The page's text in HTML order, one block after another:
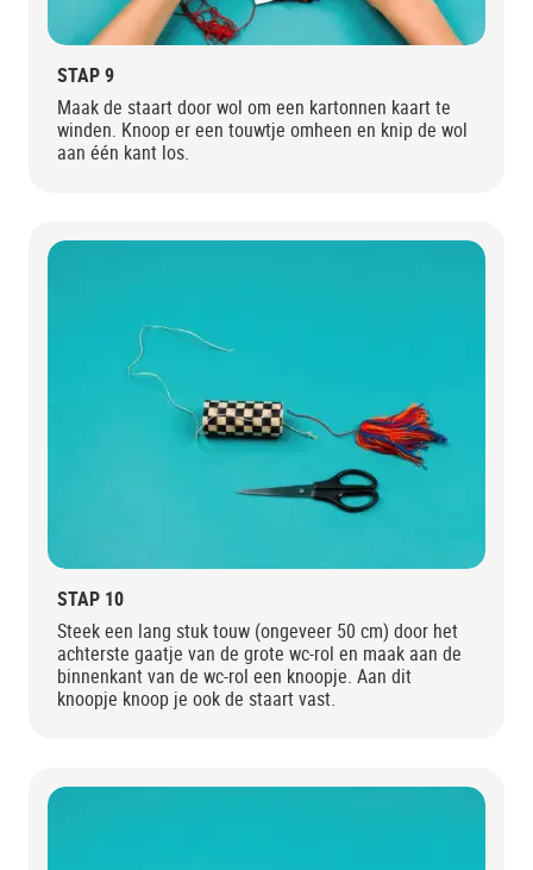
STAP 9
Maak de staart door wol om een kartonnen kaart te
winden. Knoop er een touwtje omheen en knip de wol
aan één kant los.
STAP 10
Steek een lang stuk touw (ongeveer 50 cm) door het
achterste gaatje van de grote wc-rol en maak aan de
binnenkant van de wc-rol een knoopje. Aan dit
knoopje knoop je ook de staart vast.